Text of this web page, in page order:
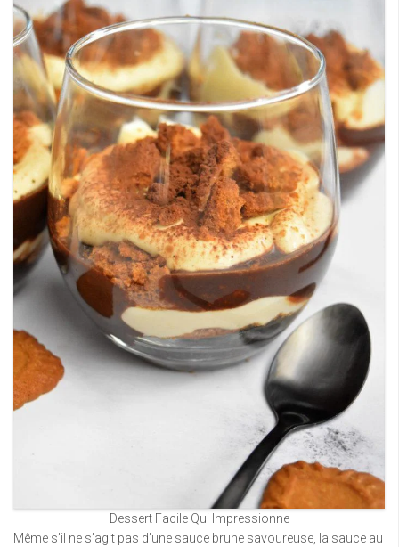
Dessert Facile Qui Impressionne
Même s’il ne s’agit pas d’une sauce brune savoureuse, la sauce au